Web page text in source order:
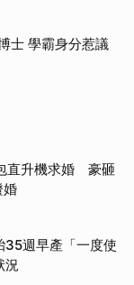
士 學霸身分惹議
直升機求婚 豪砸
婚
35週早產「一度使
況